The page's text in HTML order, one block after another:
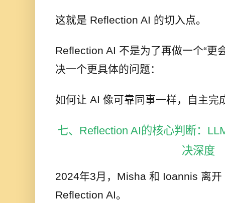
这就是 Reflection AI 的切入点。
Reflection AI 不是为了再做一个“更
决一个更具体的问题：
如何让 AI 像可靠同事一样，自主完
七、Reflection AI的核心判断：
决深度
2024年3月，Misha 和 Ioannis 离
Reflection AI。